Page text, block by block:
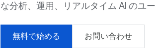
な分析、運用、リアルタイム AI のユ
無料で始める お問い合わせ